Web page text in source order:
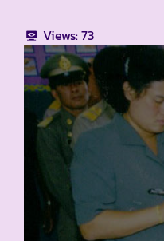
Views:73